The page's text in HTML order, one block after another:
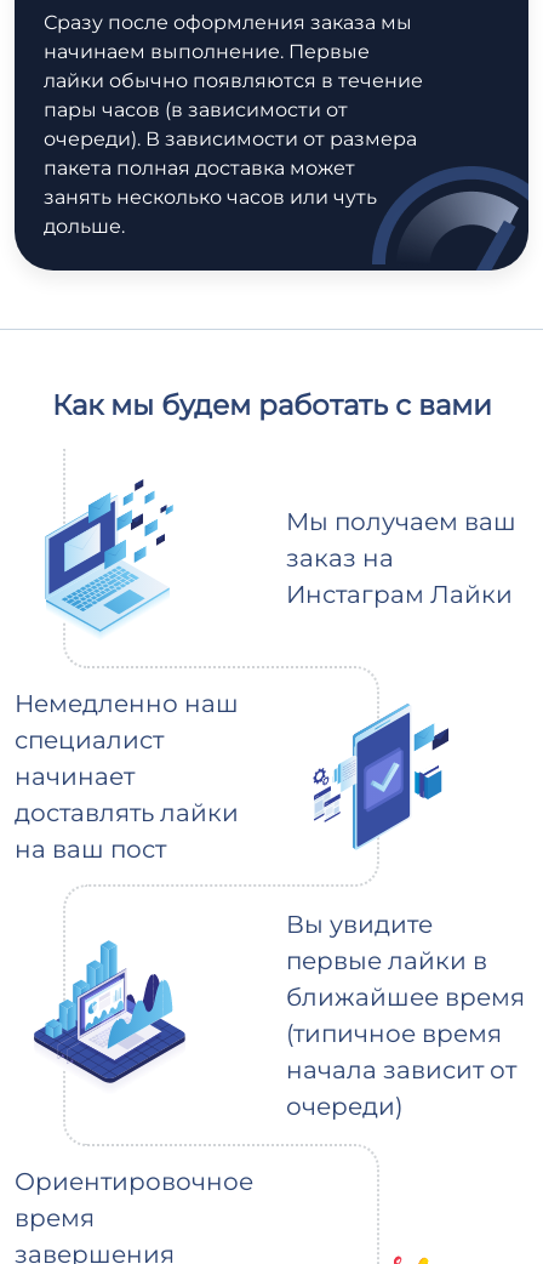
Сразу после оформления заказа мы
начинаем выполнение. Первые
лайки обычно появляются в течение
пары часов (в зависимости от
очереди). В зависимости от размера
пакета полная доставка может
занять несколько часов или чуть
дольше.
Как мы будем работать с вами
Мы получаем ваш
заказ на
Инстаграм Лайки
Немедленно наш
специалист
начинает
доставлять лайки
на ваш пост
Вы увидите
первые лайки в
ближайшее время
(типичное время
начала зависит от
очереди)
Ориентировочное
время
завершения